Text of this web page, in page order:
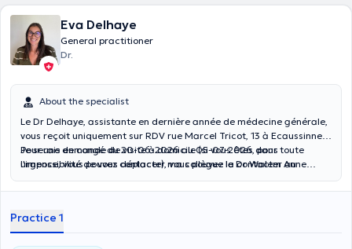
Eva Delhaye
General practitioner
Dr.
About the specialist
Le Dr Delhaye, assistante en dernière année de médecine générale,
vous reçoit uniquement sur RDV rue Marcel Tricot, 13 à Ecaussinnes.
Pour une demande de visite à domicile (si vous êtes dans
l'impossibilité de vous déplacer), vous pouvez la contacter au
Je serais en congé du 20-06-2026 au 05-07-2026, pour toute
urgence, vous pouvez contacter ma collègue le Dr Walem Anne
Practice 1